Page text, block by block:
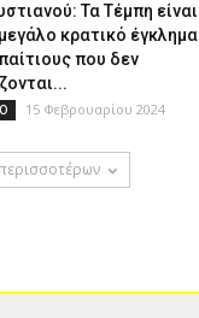
Τα Τέμπη είναι
κρατικό έγκλημα
που δεν
15 Φεβρουαρίου 2024